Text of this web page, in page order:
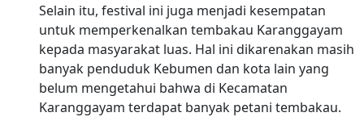
Selain itu, festival ini juga menjadi kesempatan
untuk memperkenalkan tembakau Karanggayam
kepada masyarakat luas. Hal ini dikarenakan masih
banyak penduduk Kebumen dan kota lain yang
belum mengetahui bahwa di Kecamatan
Karanggayam terdapat banyak petani tembakau.